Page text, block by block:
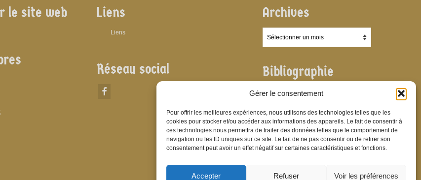
Gérer le consentement
Pour offrir les meilleures expériences, nous utilisons des technologies telles que les
cookies pour stocker et/ou accéder aux informations des appareils. Le fait de consentir à
ces technologies nous permettra de traiter des données telles que le comportement de
navigation ou les ID uniques sur ce site. Le fait de ne pas consentir ou de retirer son
consentement peut avoir un effet négatif sur certaines caractéristiques et fonctions.
Accepter Refuser Voir les préférences
le site web Liens
Liens
Réseau social
Archives
Bibliographie
Bibliographie